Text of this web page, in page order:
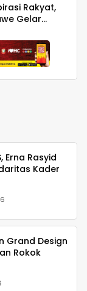
Rakyat,
Gelar
Erna Rasyid
Kader
Grand Design
Rokok